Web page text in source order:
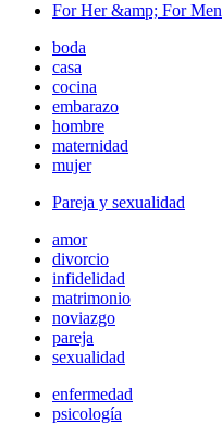
For Her &amp; For Men
boda
casa
cocina
embarazo
hombre
maternidad
mujer
Pareja y sexualidad
amor
divorcio
infidelidad
matrimonio
noviazgo
pareja
sexualidad
enfermedad
psicología